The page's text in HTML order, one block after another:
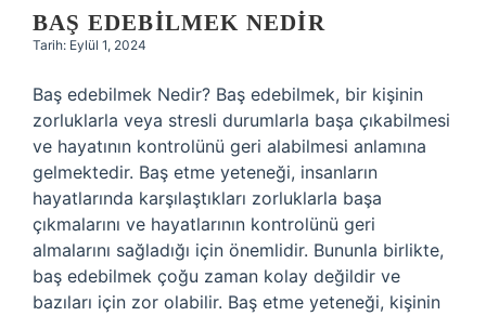
BAŞ EDEBILMEK NEDIR
Tarih: Eylül 1, 2024
Baş edebilmek Nedir? Baş edebilmek, bir kişinin
zorluklarla veya stresli durumlarla başa çıkabilmesi
ve hayatının kontrolünü geri alabilmesi anlamına
gelmektedir. Baş etme yeteneği, insanların
hayatlarında karşılaştıkları zorluklarla başa
çıkmalarını ve hayatlarının kontrolünü geri
almalarını sağladığı için önemlidir. Bununla birlikte,
baş edebilmek çoğu zaman kolay değildir ve
bazıları için zor olabilir. Baş etme yeteneği, kişinin